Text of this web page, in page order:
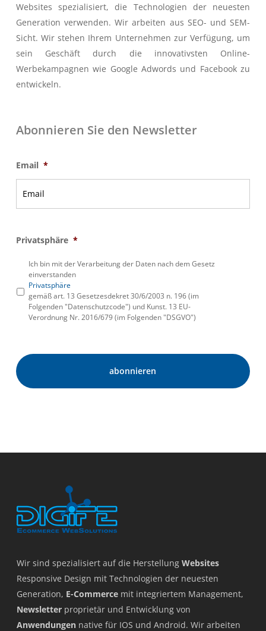
Websites spezialisiert, die Technologien der neuesten
Generation verwenden. Wir arbeiten aus SEO- und SEM-
Sicht. Wir stehen Ihrem Unternehmen zur Verfügung, um
sein Geschäft durch die innovativsten Online-
Werbekampagnen wie Google Adwords und Facebook zu
entwickeln.
Abonnieren Sie den Newsletter
Email *
Privatsphäre *
Ich bin mit der Verarbeitung der Daten nach dem Gesetz
einverstanden
Privatsphäre
gemäß art. 13 Gesetzesdekret 30/6/2003 n. 196 (im
Folgenden "Datenschutzcode") und Kunst. 13 EU-
Verordnung Nr. 2016/679 (im Folgenden "DSGVO")
Wir sind spezialisiert auf die Herstellung Websites
Responsive Design mit Technologien der neuesten
Generation, E-Commerce mit integriertem Management,
Newsletter proprietär und Entwicklung von
Anwendungen native für IOS und Android. Wir arbeiten